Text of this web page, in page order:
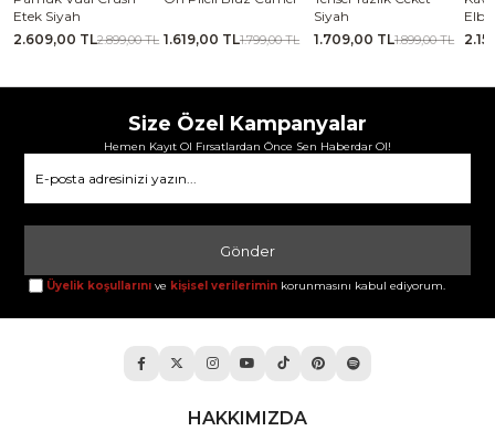
Etek Siyah
2.609,00 TL2.899,00 TL 1.619,00 TL1.799,00 TL
Siyah
1.709,00 TL1.899,00 TL
Size Özel Kampanyalar
Hemen Kayıt Ol Fırsatlardan Önce Sen Haberdar Ol!
Gönder
Üyelik koşullarını ve kişisel verilerimin korunmasını kabul ediyorum.
HAKKIMIZDA